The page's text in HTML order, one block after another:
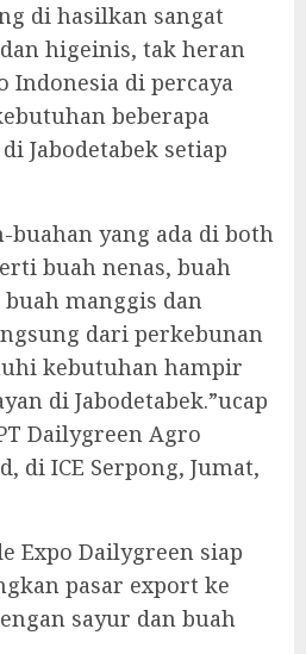
di hasilkan sangat
higeinis, tak heran
Indonesia di percaya
beberapa
Jabodetabek setiap
buahan yang ada di both
buah nenas, buah
manggis dan
dari perkebunan
kebutuhan hampir
di Jabodetabek.”ucap
Dailygreen Agro
di ICE Serpong, Jumat,
Expo Dailygreen siap
pasar export ke
sayur dan buah